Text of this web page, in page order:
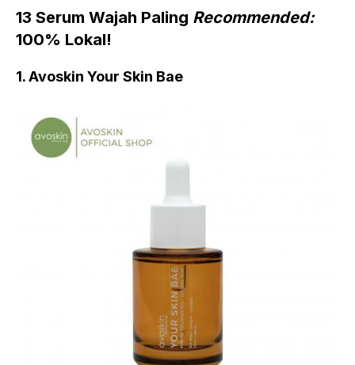
13 Serum Wajah Paling Recommended:
100% Lokal!
1. Avoskin Your Skin Bae